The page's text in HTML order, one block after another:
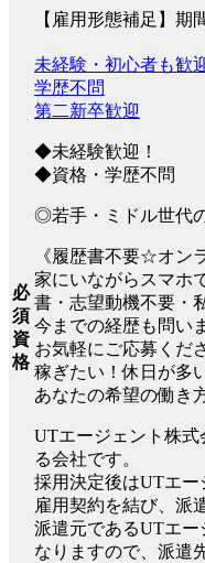
【雇用形態補足】期
必
須
資
格
未経験・初心者も歓
学歴不問
第二新卒歓迎
◆未経験歓迎！
◆資格・学歴不問
◎若手・ミドル世代
《履歴書不要☆オン
家にいながらスマホ
書・志望動機不要・
今までの経歴も問い
お気軽にご応募くだ
稼ぎたい！休日が多
あなたの希望の働き
UTエージェント株
る会社です。
採用決定後はUTエ
雇用契約を結び、派
派遣元であるUTエー
なりますので、派遣